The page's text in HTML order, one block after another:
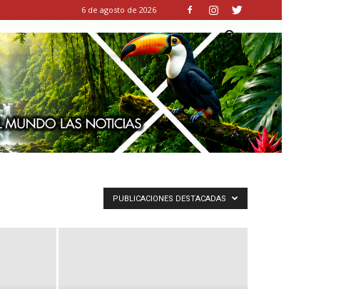
6 de agosto de 2026
PUBLICACIONES DESTACADAS